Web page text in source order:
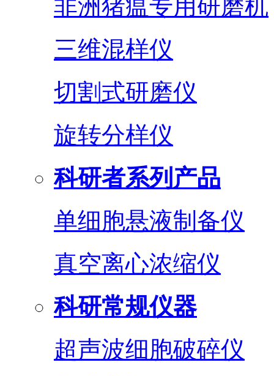
非洲猪瘟专用研磨机
三维混样仪
切割式研磨仪
旋转分样仪
科研者系列产品
单细胞悬液制备仪
真空离心浓缩仪
科研常规仪器
超声波细胞破碎仪